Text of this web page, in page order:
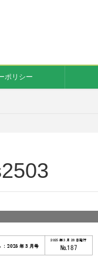
ポリシー